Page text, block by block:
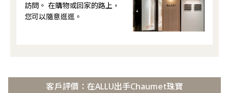
訪問。 在購物或回家的路上，
您可以隨意逛逛。
客戶評價：在ALLU出手Chaumet珠寶